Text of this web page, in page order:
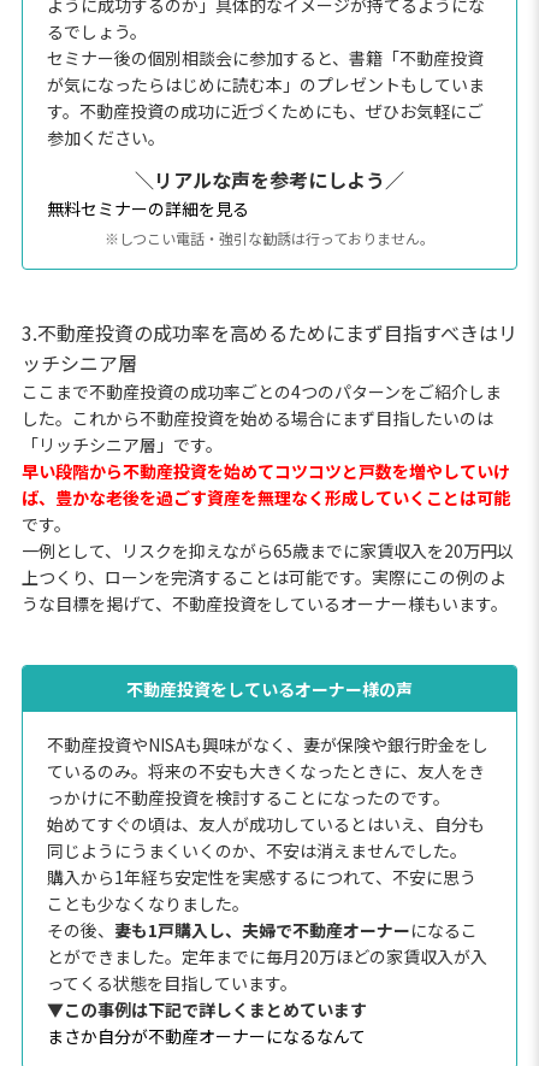
ように成功するのか」具体的なイメージが持てるようにな
るでしょう。
セミナー後の個別相談会に参加すると、書籍「不動産投資
が気になったらはじめに読む本」のプレゼントもしていま
す。不動産投資の成功に近づくためにも、ぜひお気軽にご
参加ください。
＼リアルな声を参考にしよう／
無料セミナーの詳細を見る
※しつこい電話・強引な勧誘は行っておりません。
3.不動産投資の成功率を高めるためにまず目指すべきはリ
ッチシニア層
ここまで不動産投資の成功率ごとの4つのパターンをご紹介しま
した。これから不動産投資を始める場合にまず目指したいのは
「リッチシニア層」です。
早い段階から不動産投資を始めてコツコツと戸数を増やしていけ
ば、豊かな老後を過ごす資産を無理なく形成していくことは可能
です。
一例として、リスクを抑えながら65歳までに家賃収入を20万円以
上つくり、ローンを完済することは可能です。実際にこの例のよ
うな目標を掲げて、不動産投資をしているオーナー様もいます。
不動産投資をしているオーナー様の声
不動産投資やNISAも興味がなく、妻が保険や銀行貯金をし
ているのみ。将来の不安も大きくなったときに、友人をき
っかけに不動産投資を検討することになったのです。
始めてすぐの頃は、友人が成功しているとはいえ、自分も
同じようにうまくいくのか、不安は消えませんでした。
購入から1年経ち安定性を実感するにつれて、不安に思う
ことも少なくなりました。
その後、 妻も1戸購入し、夫婦で不動産オーナーになるこ
とができました。定年までに毎月20万ほどの家賃収入が入
ってくる状態を目指しています。
▼この事例は下記で詳しくまとめています
まさか自分が不動産オーナーになるなんて